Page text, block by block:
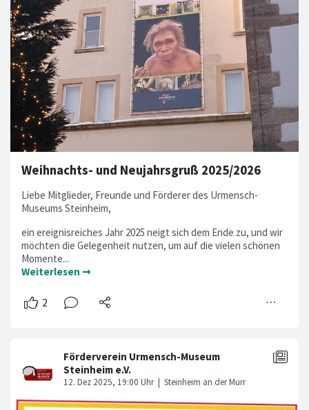
Weihnachts- und Neujahrsgruß 2025/2026
Liebe Mitglieder, Freunde und Förderer des Urmensch-
Museums Steinheim,
ein ereignisreiches Jahr 2025 neigt sich dem Ende zu, und wir
möchten die Gelegenheit nutzen, um auf die vielen schönen
Momente...
Weiterlesen ➞